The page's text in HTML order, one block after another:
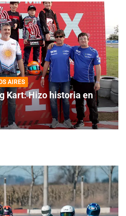
AIRES
Kart: Hizo historia en